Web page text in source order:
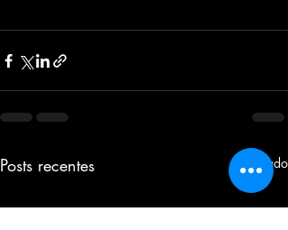
Posts recentes Ver tudo